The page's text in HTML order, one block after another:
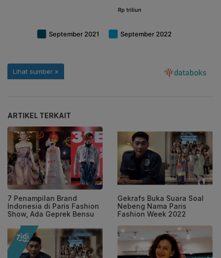
ARTIKEL TERKAIT
7 Penampilan Brand
Indonesia di Paris Fashion
Show, Ada Geprek Bensu
Gekrafs Buka Suara Soal
Nebeng Nama Paris
Fashion Week 2022